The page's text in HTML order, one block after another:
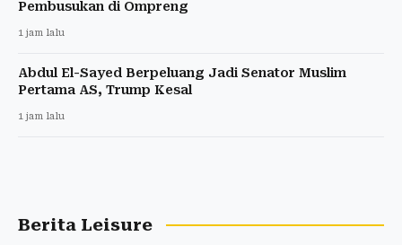
Pembusukan di Ompreng
1 jam lalu
Abdul El-Sayed Berpeluang Jadi Senator Muslim
Pertama AS, Trump Kesal
1 jam lalu
Berita Leisure